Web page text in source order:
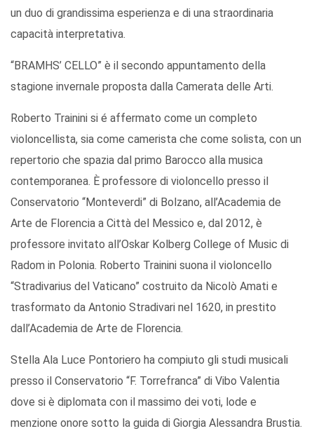
un duo di grandissima esperienza e di una straordinaria
capacità interpretativa.
“BRAMHS’ CELLO” è il secondo appuntamento della
stagione invernale proposta dalla Camerata delle Arti.
Roberto Trainini si é affermato come un completo
violoncellista, sia come camerista che come solista, con un
repertorio che spazia dal primo Barocco alla musica
contemporanea. È professore di violoncello presso il
Conservatorio “Monteverdi” di Bolzano, all’Academia de
Arte de Florencia a Città del Messico e, dal 2012, è
professore invitato all’Oskar Kolberg College of Music di
Radom in Polonia. Roberto Trainini suona il violoncello
“Stradivarius del Vaticano” costruito da Nicolò Amati e
trasformato da Antonio Stradivari nel 1620, in prestito
dall’Academia de Arte de Florencia.
Stella Ala Luce Pontoriero ha compiuto gli studi musicali
presso il Conservatorio “F. Torrefranca” di Vibo Valentia
dove si è diplomata con il massimo dei voti, lode e
menzione onore sotto la guida di Giorgia Alessandra Brustia.